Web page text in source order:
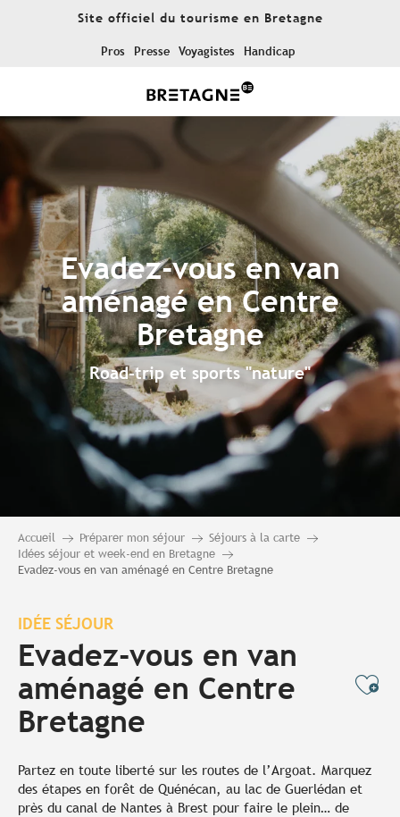
Site officiel du tourisme en Bretagne
Pros Presse Voyagistes Handicap
Evadez-vous en van
aménagé en Centre
Bretagne
Road-trip et sports "nature"
Accueil Préparer mon séjour
Séjours à la carte
Idées séjour et week-end en Bretagne
Evadez-vous en van aménagé en Centre Bretagne
IDÉE SÉJOUR
Evadez-vous en van
aménagé en Centre
Bretagne
Partez en toute liberté sur les routes de l’Argoat. Marquez
des étapes en forêt de Quénécan, au lac de Guerlédan et
près du canal de Nantes à Brest pour faire le plein… de